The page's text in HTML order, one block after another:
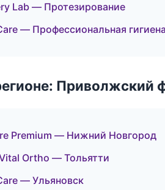
Lab — Протезирование
— Профессиональная гигиена
Приволжский
Premium — Нижний Новгород
Ortho — Тольятти
— Ульяновск